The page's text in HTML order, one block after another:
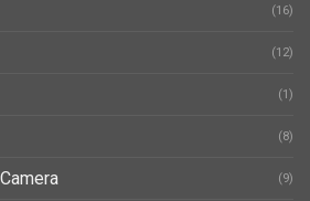
(16)
(12)
(1)
(8)
(9)